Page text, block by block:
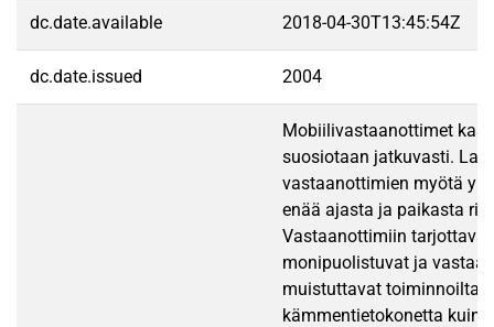
dc.date.available 2018-04-30T13:45:54Z
dc.date.issued 2004
Mobiilivastaanottimet
suosiotaan jatkuvasti.
vastaanottimien myötä
enää ajasta ja paikasta
Vastaanottimiin
monipuolistuvat ja
muistuttavat
kämmentietokonetta kuin